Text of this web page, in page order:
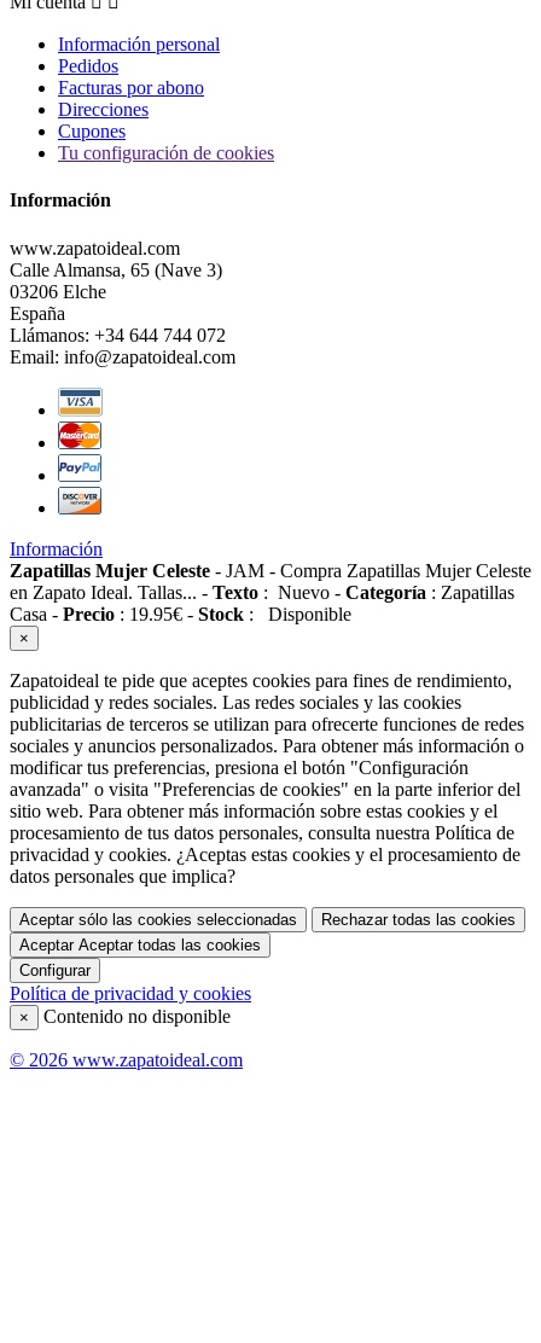
Información personal
Pedidos
Facturas por abono
Direcciones
Cupones
Tu configuración de cookies
Información
www.zapatoideal.com
Calle Almansa, 65 (Nave 3)
03206 Elche
España
Llámanos: +34 644 744 072
Email: info@zapatoideal.com
Información
Zapatillas Mujer Celeste - JAM - Compra Zapatillas Mujer Celeste
en Zapato Ideal. Tallas... - Texto : Nuevo - Categoría : Zapatillas
Casa - Precio : 19.95€ - Stock : Disponible
×
Zapatoideal te pide que aceptes cookies para fines de rendimiento,
publicidad y redes sociales. Las redes sociales y las cookies
publicitarias de terceros se utilizan para ofrecerte funciones de redes
sociales y anuncios personalizados. Para obtener más información o
modificar tus preferencias, presiona el botón "Configuración
avanzada" o visita "Preferencias de cookies" en la parte inferior del
sitio web. Para obtener más información sobre estas cookies y el
procesamiento de tus datos personales, consulta nuestra Política de
privacidad y cookies. ¿Aceptas estas cookies y el procesamiento de
datos personales que implica?
Aceptar sólo las cookies seleccionadas
Rechazar todas las cookies
Aceptar Aceptar todas las cookies
Configurar
Política de privacidad y cookies
× Contenido no disponible
© 2026 www.zapatoideal.com